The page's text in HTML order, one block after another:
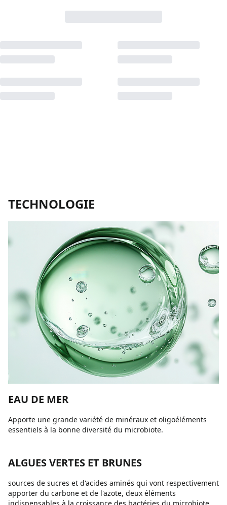
TECHNOLOGIE
EAU DE MER
Apporte une grande variété de minéraux et oligoéléments
essentiels à la bonne diversité du microbiote.
ALGUES VERTES ET BRUNES
sources de sucres et d'acides aminés qui vont respectivement
apporter du carbone et de l'azote, deux éléments